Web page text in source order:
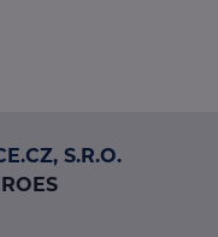
S.R.O.